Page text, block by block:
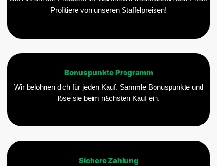
Profitiere von unseren Staffelpreisen!
Bonuspunkte Programm
Wir belohnen dich für jeden Kauf. Sammle Bonuspunkte und
löse sie beim nächsten Kauf ein.
Sichere Zahlung